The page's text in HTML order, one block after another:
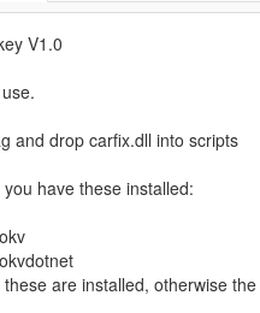
V1.0
and drop carfix.dll into scripts
have these installed:
are installed, otherwise